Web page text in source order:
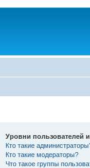
Уровни пользователей
Кто такие
Кто такие модераторы?
Что такое группы